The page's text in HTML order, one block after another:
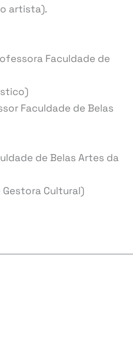
artista).
Faculdade de
Faculdade de Belas
de Belas Artes da
Gestora Cultural)